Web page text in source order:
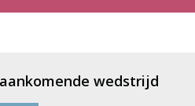
aankomende wedstrijd